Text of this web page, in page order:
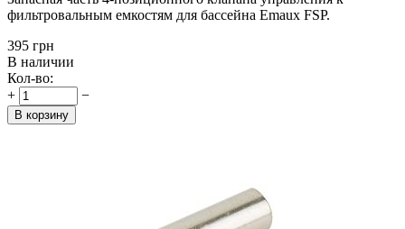
фильтровальным емкостям для бассейна Emaux FSP.
‍395‍ грн
В наличии
Кол-во:
+
−
В корзину